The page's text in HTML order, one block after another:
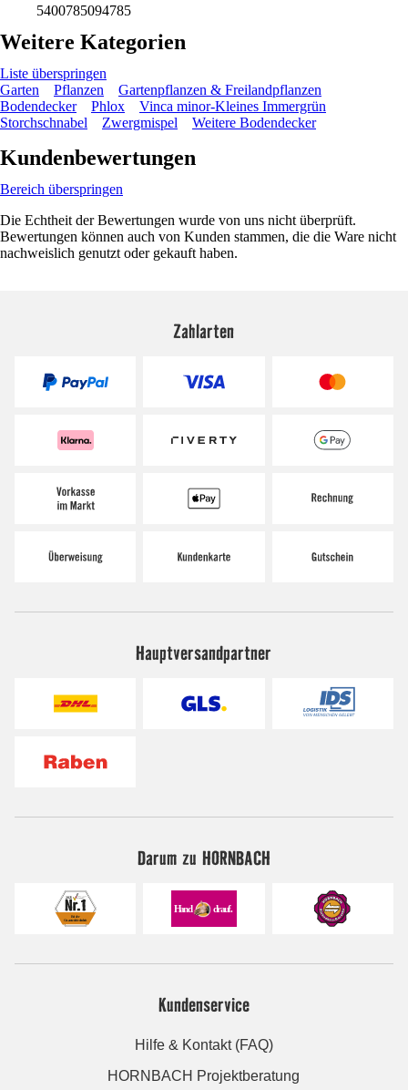
5400785094785
Weitere Kategorien
Liste überspringen
Garten
Pflanzen
Gartenpflanzen & Freilandpflanzen
Bodendecker
Phlox
Vinca minor-Kleines Immergrün
Storchschnabel
Zwergmispel Weitere Bodendecker
Kundenbewertungen
Bereich überspringen
Die Echtheit der Bewertungen wurde von uns nicht überprüft.
Bewertungen können auch von Kunden stammen, die die Ware nicht
nachweislich genutzt oder gekauft haben.
Zahlarten
Hauptversandpartner
Darum zu HORNBACH
Kundenservice
Hilfe & Kontakt (FAQ)
HORNBACH Projektberatung